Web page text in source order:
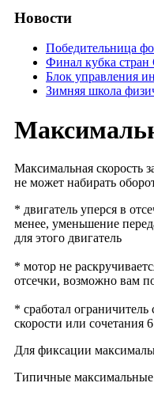
Новости
Победительница
Финал кубка
Блок управления
Зимняя школа
Максимальная скорость
не может набирать
* двигатель уперся в
менее, уменьшение
для этого двигатель
* мотор не
отсечки, возможно вам
* сработал
скорости или сочетания
Для фиксации
Типичные максимальные